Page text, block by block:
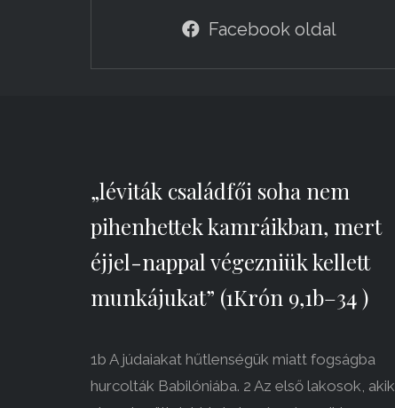
Facebook oldal
„léviták családfői soha nem
pihenhettek kamráikban, mert
éjjel-nappal végezniük kellett
munkájukat” (1Krón 9,1b–34 )
1b A júdaiakat hűtlenségük miatt fogságba
hurcolták Babilóniába. 2 Az első lakosok, akik